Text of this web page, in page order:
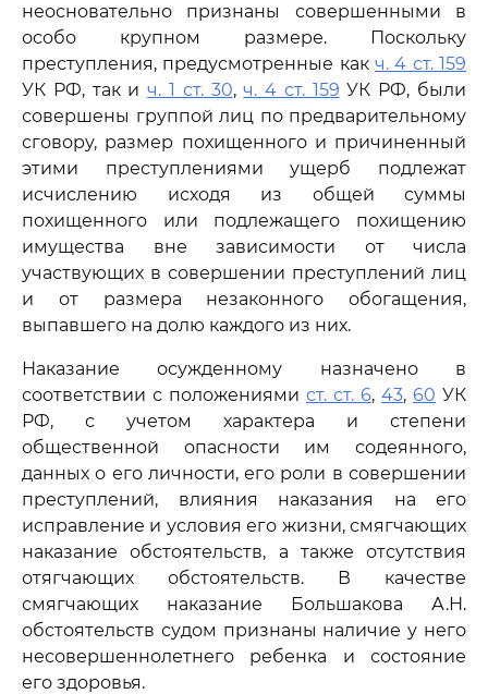
неосновательно признаны совершенными в
особо крупном размере. Поскольку
преступления, предусмотренные как ч. 4 ст. 159
УК РФ, так ич. 1 ст. 30,ч. 4 ст. 159 УК РФ, были
совершены группой лиц по предварительному
сговору, размер похищенного и причиненный
этими преступлениями ущерб подлежат
исчислению исходя из общей суммы
похищенного или подлежащего похищению
имущества вне зависимости от числа
участвующих в совершении преступлений лиц
и от размера незаконного обогащения,
выпавшего на долю каждого из них.
Наказание осужденному назначено в
соответствии с положениями ст. ст. 6, 43, 60 УК
РФ, с учетом характера и степени
общественной опасности им содеянного,
данных о его личности, его роли в совершении
преступлений, влияния наказания на его
исправление и условия его жизни, смягчающих
наказание обстоятельств, а также отсутствия
отягчающих обстоятельств. В качестве
смягчающих наказание Большакова А.Н.
обстоятельств судом признаны наличие у него
несовершеннолетнего ребенка и состояние
его здоровья.